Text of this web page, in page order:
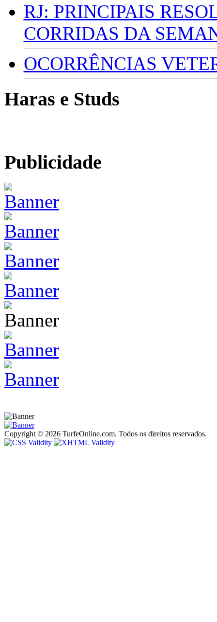
RJ: PRINCIPAIS
CORRIDAS DA
OCORRÊNCIAS
Haras e Studs
Publicidade
Copyright © 2026 TurfeOnline.com. Todos os direitos reservados.